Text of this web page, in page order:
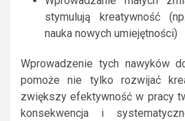
stymulują kreatywność
nauka nowych umiejętności)
Wprowadzenie tych nawyków
pomoże nie tylko rozwijać
zwiększy efektywność w pracy
konsekwencja i